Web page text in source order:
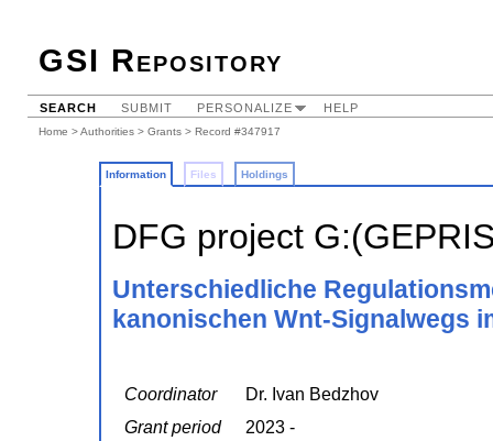
GSI Repository
SEARCH SUBMIT PERSONALIZE HELP
Home >Authorities > Grants > Record #347917
Information Files Holdings
DFG project
Unterschiedliche
kanonischen Wnt-Signalwegs
Coordinator
Dr. Ivan Bedzhov
Grant period
2023 -